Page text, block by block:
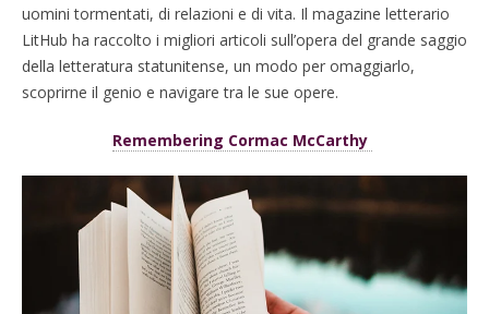
uomini tormentati, di relazioni e di vita. Il magazine letterario
LitHub ha raccolto i migliori articoli sull’opera del grande saggio
della letteratura statunitense, un modo per omaggiarlo,
scoprirne il genio e navigare tra le sue opere.
Remembering Cormac McCarthy